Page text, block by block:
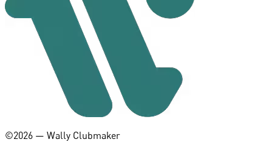
©️2026 — Wally Clubmaker